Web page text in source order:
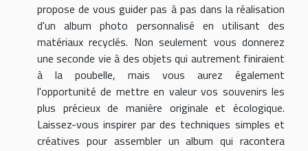
propose de vous guider pas à pas dans la réalisation
d'un album photo personnalisé en utilisant des
matériaux recyclés. Non seulement vous donnerez
une seconde vie à des objets qui autrement finiraient
à la poubelle, mais vous aurez également
l'opportunité de mettre en valeur vos souvenirs les
plus précieux de manière originale et écologique.
Laissez-vous inspirer par des techniques simples et
créatives pour assembler un album qui racontera